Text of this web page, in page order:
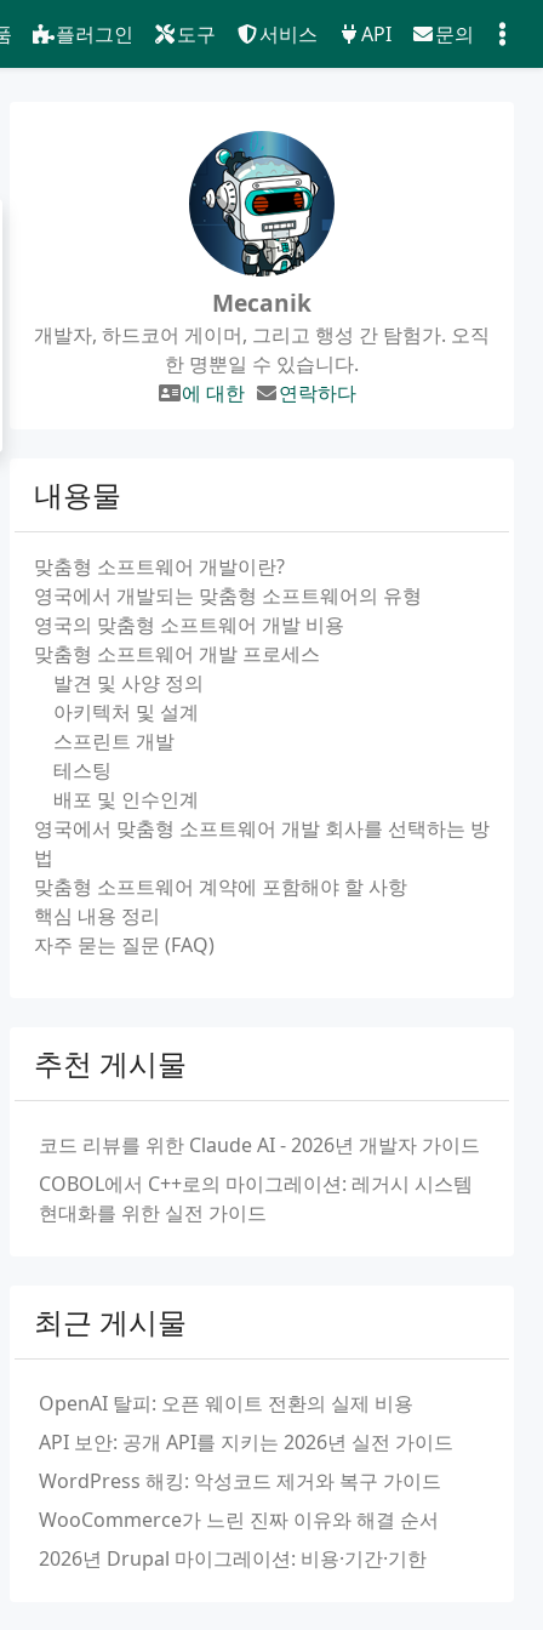
플러그인 도구 서비스 API 문의
Mecanik
개발자, 하드코어 게이머, 그리고 행성 간 탐험가. 오직
한 명뿐일 수 있습니다.
에 대한
연락하다
내용물
맞춤형 소프트웨어 개발이란?
영국에서 개발되는 맞춤형 소프트웨어의 유형
영국의 맞춤형 소프트웨어 개발 비용
맞춤형 소프트웨어 개발 프로세스
발견 및 사양 정의
아키텍처 및 설계
스프린트 개발
테스팅
배포 및 인수인계
영국에서 맞춤형 소프트웨어 개발 회사를 선택하는 방
법
맞춤형 소프트웨어 계약에 포함해야 할 사항
핵심 내용 정리
자주 묻는 질문 (FAQ)
추천 게시물
코드 리뷰를 위한 Claude AI - 2026년 개발자 가이드
COBOL에서 C++로의 마이그레이션: 레거시 시스템
현대화를 위한 실전 가이드
최근 게시물
OpenAI 탈피: 오픈 웨이트 전환의 실제 비용
API 보안: 공개 API를 지키는 2026년 실전 가이드
WordPress 해킹: 악성코드 제거와 복구 가이드
WooCommerce가 느린 진짜 이유와 해결 순서
2026년 Drupal 마이그레이션: 비용·기간·기한